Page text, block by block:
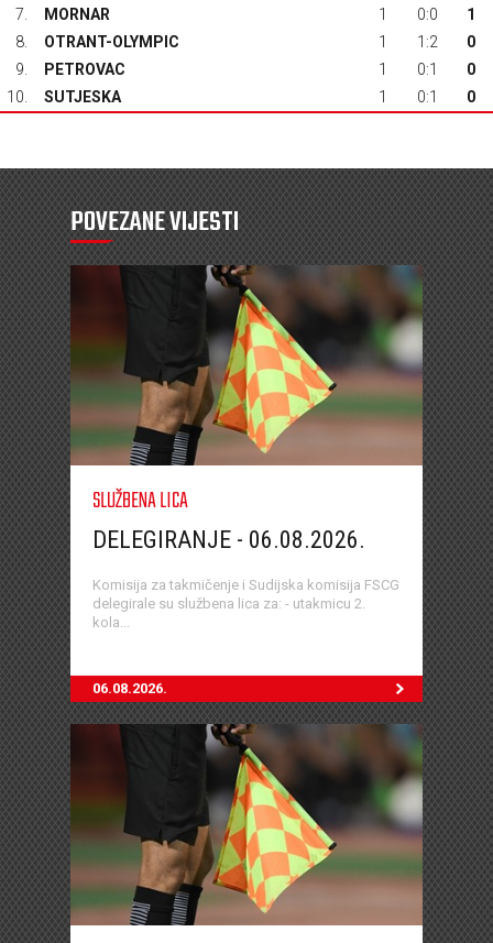
7.
MORNAR 1 0:0
1
8.
OTRANT-OLYMPIC 1 1:2
0
9.
PETROVAC 1 0:1
0
10.
SUTJESKA 1 0:1 0
POVEZANE VIJESTI
SLUŽBENA LICA
DELEGIRANJE - 06.08.2026.
Komisija za takmičenje i Sudijska komisija FSCG
delegirale su službena lica za: - utakmicu 2.
kola...
06.08.2026.